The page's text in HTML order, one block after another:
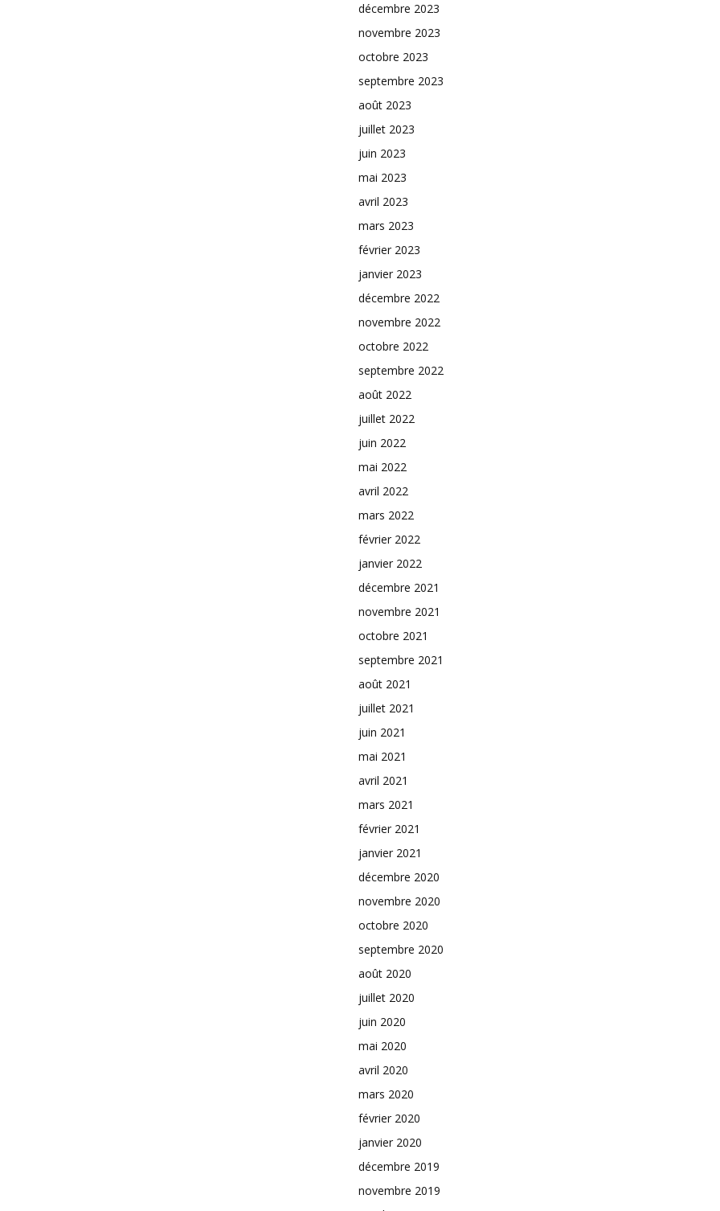
décembre 2023
novembre 2023
octobre 2023
septembre 2023
août 2023
juillet 2023
juin 2023
mai 2023
avril 2023
mars 2023
février 2023
janvier 2023
décembre 2022
novembre 2022
octobre 2022
septembre 2022
août 2022
juillet 2022
juin 2022
mai 2022
avril 2022
mars 2022
février 2022
janvier 2022
décembre 2021
novembre 2021
octobre 2021
septembre 2021
août 2021
juillet 2021
juin 2021
mai 2021
avril 2021
mars 2021
février 2021
janvier 2021
décembre 2020
novembre 2020
octobre 2020
septembre 2020
août 2020
juillet 2020
juin 2020
mai 2020
avril 2020
mars 2020
février 2020
janvier 2020
décembre 2019
novembre 2019